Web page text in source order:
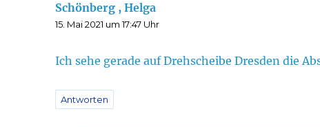
Schönberg , Helga
15. Mai 2021 um 17:47 Uhr
Ich sehe gerade auf Drehscheibe Dresden die
Antworten